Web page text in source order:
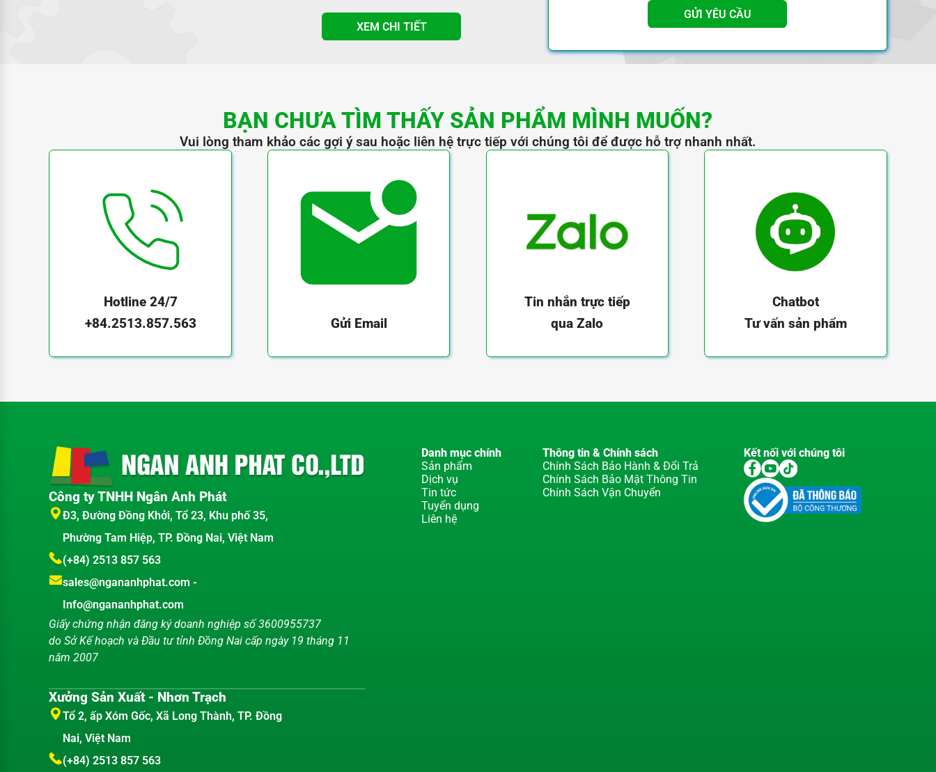
XEM CHI TIẾT
GỬI YÊU CẦU
BẠN CHƯA TÌM THẤY SẢN PHẨM MÌNH MUỐN?
Vui lòng tham khảo các gợi ý sau hoặc liên hệ trực tiếp với chúng tôi để được hỗ trợ nhanh nhất.
Hotline 24/7
+84.2513.857.563
Gửi Email
Tin nhắn trực tiếp
qua Zalo
Chatbot
Tư vấn sản phẩm
Công ty TNHH Ngân Anh Phát
Đ3, Đường Đồng Khởi, Tổ 23, Khu phố 35,
Phường Tam Hiệp, TP. Đồng Nai, Việt Nam
(+84) 2513 857 563
sales@ngananhphat.com -
Info@ngananhphat.com
Giấy chứng nhận đăng ký doanh nghiệp số 3600955737
do Sở Kế hoạch và Đầu tư tỉnh Đồng Nai cấp ngày 19 tháng 11
năm 2007
Xưởng Sản Xuất - Nhơn Trạch
Tổ 2, ấp Xóm Gốc, Xã Long Thành, TP. Đồng
Nai, Việt Nam
(+84) 2513 857 563
Danh mục chính
Sản phẩm
Dịch vụ
Tin tức
Tuyển dụng
Liên hệ
Thông tin & Chính sách
Chính Sách Bảo Hành & Đổi Trả
Chính Sách Bảo Mật Thông Tin
Chính Sách Vận Chuyển
Kết nối với chúng tôi